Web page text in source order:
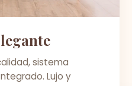
sistema
Lujo y